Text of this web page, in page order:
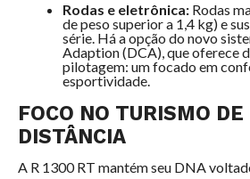
Rodas e eletrônica:Rodas
de peso superior a 1,4 kg) e
série. Há a opção do novo
Adaption (DCA), que oferece
pilotagem: um focado em
esportividade.
FOCO NO TURISMO DE
DISTÂNCIA
A R 1300 RT mantém seu DNA